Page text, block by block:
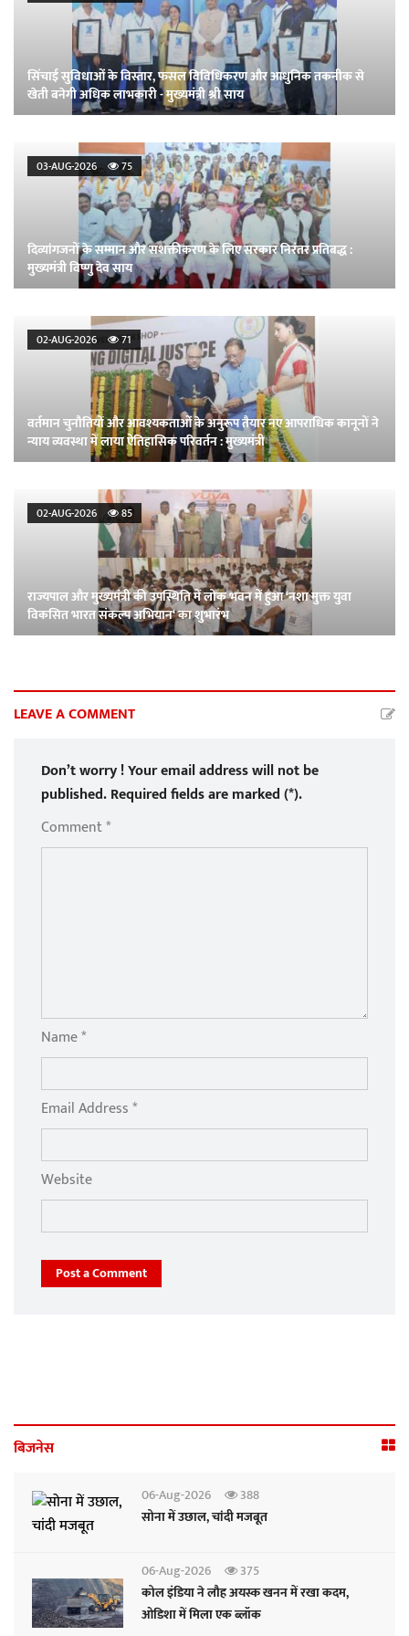
सिंचाई सुविधाओं के विस्तार, फसल विविधिकरण और आधुनिक तकनीक से
खेती बनेगी अधिक लाभकारी - मुख्यमंत्री श्री साय
03-AUG-2026 75
दिव्यांगजनों के सम्मान और सशक्तीकरण के लिए सरकार निरंतर प्रतिबद्ध :
मुख्यमंत्री विष्णु देव साय
02-AUG-2026 71
वर्तमान चुनौतियों और आवश्यकताओं के अनुरूप तैयार नए आपराधिक कानूनों ने
न्याय व्यवस्था में लाया ऐतिहासिक परिवर्तन : मुख्यमंत्री
02-AUG-2026 85
राज्यपाल और मुख्यमंत्री की उपस्थिति में लोक भवन में हुआ ‘नशा मुक्त युवा
विकसित भारत संकल्प अभियान‘ का शुभारंभ
LEAVE A COMMENT
Don’t worry ! Your email address will not be
published. Required fields are marked (*).
Comment *
Name *
Email Address *
Website
Post a Comment
बिजनेस
06-Aug-2026
388
सोना में उछाल, चांदी मजबूत
06-Aug-2026
375
कोल इंडिया ने लौह अयस्क खनन में रखा कदम,
ओडिशा में मिला एक ब्लॉक